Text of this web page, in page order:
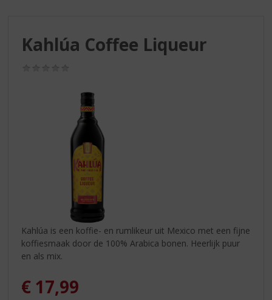
Kahlúa Coffee Liqueur
Kahlúa is een koffie- en rumlikeur uit Mexico met een fijne
koffiesmaak door de 100% Arabica bonen. Heerlijk puur
en als mix.
€ 17,99